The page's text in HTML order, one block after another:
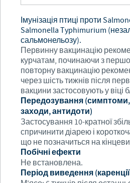
Імунізація птиці проти
Salmonella Typhimurium
сальмонельозу).
Первинну вакцинацію
курчатам, починаючи з
повторну вакцинацію
через шість тижнів після
вакцини застосовують у віці
Передозування (симптоми,
заходи, антидоти)
Застосування 10-кратної
спричинити діарею і
що не позначиться на
Побічні ефекти
Не встановлена.
Період виведення